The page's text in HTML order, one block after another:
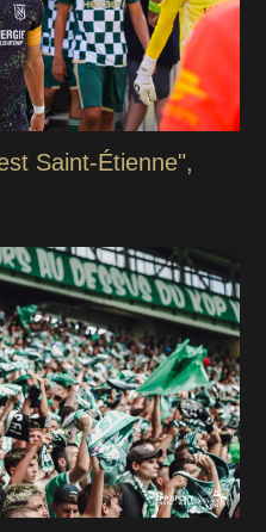
Saint-Étienne",